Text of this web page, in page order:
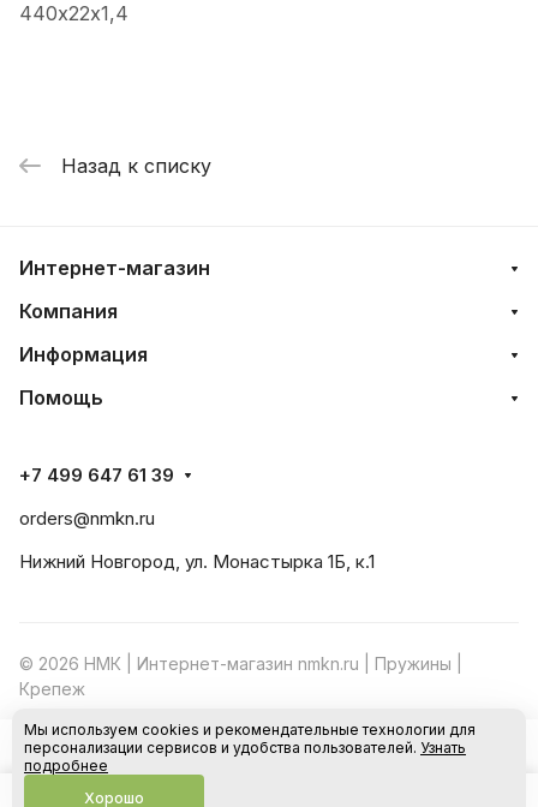
В корзину
440х22х1,4
Назад к списку
Интернет-магазин
Компания
Информация
Помощь
+7 499 647 61 39
orders@nmkn.ru
Нижний Новгород, ул. Монастырка 1Б, к.1
© 2026 НМК | Интернет-магазин nmkn.ru | Пружины |
Крепеж
Конфиденциальность Оферта
Мы используем cookies и рекомендательные технологии для
персонализации сервисов и удобства пользователей. Узнать
подробнее
Хорошо